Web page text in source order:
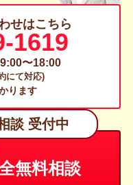
せはこちら
1619
〜18:00
にて対応)
ります
談 受付中
無料相談